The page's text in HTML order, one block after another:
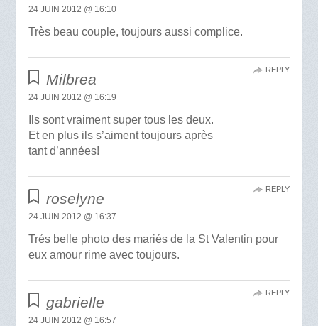
24 JUIN 2012 @ 16:10
Très beau couple, toujours aussi complice.
Milbrea
24 JUIN 2012 @ 16:19
Ils sont vraiment super tous les deux.
Et en plus ils s’aiment toujours après
tant d’années!
REPLY
roselyne
24 JUIN 2012 @ 16:37
Trés belle photo des mariés de la St Valentin pour
eux amour rime avec toujours.
REPLY
gabrielle
24 JUIN 2012 @ 16:57
REPLY